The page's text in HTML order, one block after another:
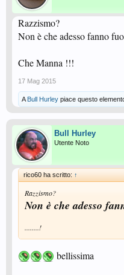
Razzismo?
Non è che adesso fanno
Che Manna !!!
17 Mag 2015
A Bull Hurley piace questo
Bull Hurley
Utente Noto
rico60 ha scritto: ↑
Razzismo?
Non è che adesso
........!
bellissima